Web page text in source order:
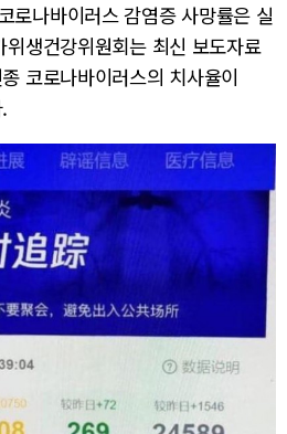
로나바이러스 감염증 사망률은 실
생건강위원회는 최신 보도자료
코로나바이러스의 치사율이